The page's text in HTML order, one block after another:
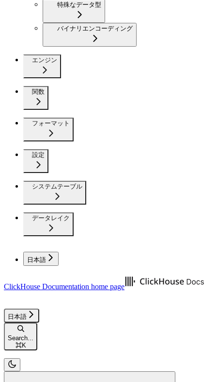
特殊なデータ型
バイナリエンコーディング
エンジン
関数
フォーマット
設定
システムテーブル
データレイク
日本語
ClickHouse Documentation home page
日本語
Search...
⌘K